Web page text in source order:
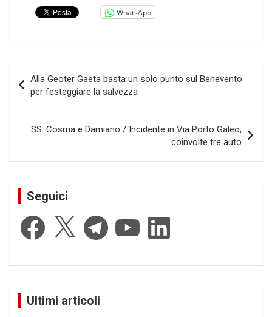
WhatsApp
articoli
Alla Geoter Gaeta basta un solo punto sul Benevento
per festeggiare la salvezza
SS. Cosma e Damiano / Incidente in Via Porto Galeo,
coinvolte tre auto
Seguici
Facebook Telegram YouTube LinkedIn
Ultimi articoli